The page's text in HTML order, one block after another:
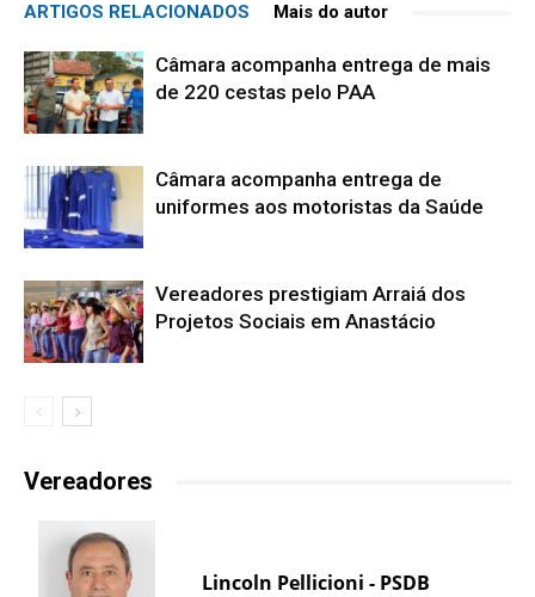
ARTIGOS RELACIONADOS Mais do autor
Câmara acompanha entrega de mais
de 220 cestas pelo PAA
Câmara acompanha entrega de
uniformes aos motoristas da Saúde
Vereadores prestigiam Arraiá dos
Projetos Sociais em Anastácio
Vereadores
Lincoln Pellicioni - PSDB